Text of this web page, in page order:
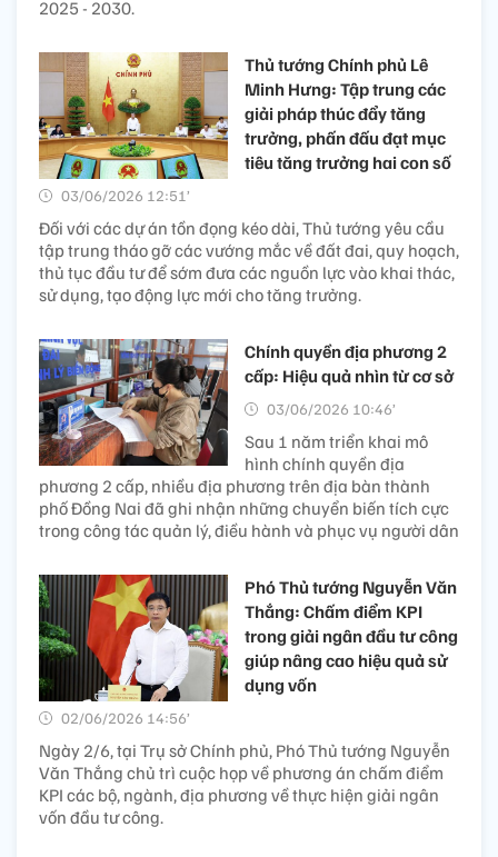
2025 - 2030.
Thủ tướng Chính phủ Lê
Minh Hưng: Tập trung các
giải pháp thúc đẩy tăng
trưởng, phấn đấu đạt mục
tiêu tăng trưởng hai con số
03/06/2026 12:51’
Đối với các dự án tồn đọng kéo dài, Thủ tướng yêu cầu
tập trung tháo gỡ các vướng mắc về đất đai, quy hoạch,
thủ tục đầu tư để sớm đưa các nguồn lực vào khai thác,
sử dụng, tạo động lực mới cho tăng trưởng.
Chính quyền địa phương 2
cấp: Hiệu quả nhìn từ cơ sở
03/06/2026 10:46’
Sau 1 năm triển khai mô
hình chính quyền địa
phương 2 cấp, nhiều địa phương trên địa bàn thành
phố Đồng Nai đã ghi nhận những chuyển biến tích cực
trong công tác quản lý, điều hành và phục vụ người dân
Phó Thủ tướng Nguyễn Văn
Thắng: Chấm điểm KPI
trong giải ngân đầu tư công
giúp nâng cao hiệu quả sử
dụng vốn
02/06/2026 14:56’
Ngày 2/6, tại Trụ sở Chính phủ, Phó Thủ tướng Nguyễn
Văn Thắng chủ trì cuộc họp về phương án chấm điểm
KPI các bộ, ngành, địa phương về thực hiện giải ngân
vốn đầu tư công.